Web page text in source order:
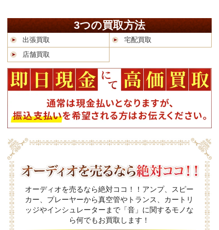
3つの買取方法
出張買取
宅配買取
店舗買取
オーディオを売るなら絶対ココ！！アンプ、スピー
カー、プレーヤーから真空管やトランス、カートリ
ッジやインシュレーターまで「音」に関するモノな
ら何でもお買取します！